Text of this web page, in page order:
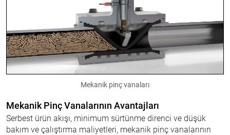
Mekanik pinç vanaları
Mekanik Pinç Vanalarının Avantajları
Serbest ürün akışı, minimum sürtünme direnci ve düşük
bakım ve çalıştırma maliyetleri, mekanik pinç vanalarının